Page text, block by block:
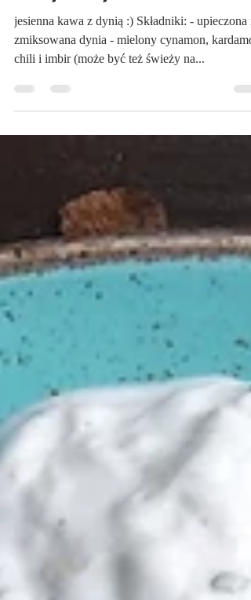
5 lis 2023
Na słodko
Pumpkin spice latte
jesienna kawa z dynią :) Składniki: - upieczona i
zmiksowana dynia - mielony cynamon,
chili i imbir (może być też świeży na...